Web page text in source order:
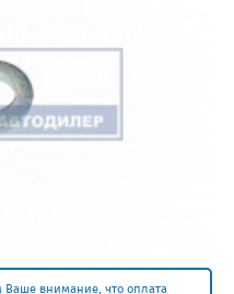
внимание, что оплата